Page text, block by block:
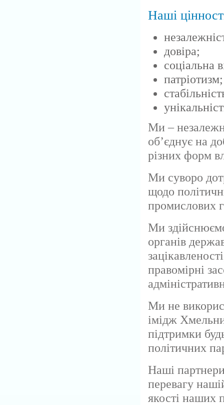
Наші
довіра;
соціальна
патріотизм;
Ми –
об’єднує на
різних форм
Ми суворо
щодо
промислових
Ми
органів
правомірні
Ми не
імідж
підтримки
політичних
Наші
перевагу
якості наших